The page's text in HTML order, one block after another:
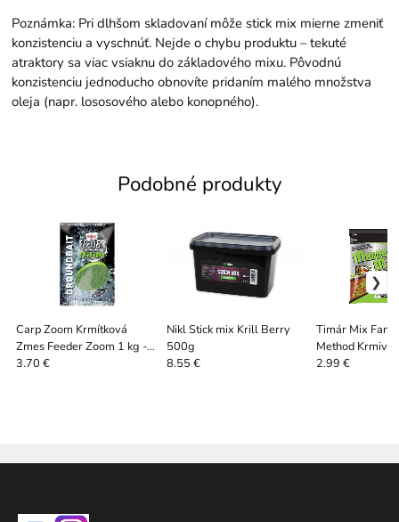
Poznámka: Pri dlhšom skladovaní môže stick mix mierne zmeniť
konzistenciu a vyschnúť. Nejde o chybu produktu – tekuté
atraktory sa viac vsiaknu do základového mixu. Pôvodnú
konzistenciu jednoducho obnovíte pridaním malého množstva
oleja (napr. lososového alebo konopného).
Podobné produkty
Carp Zoom Krmítková
Zmes Feeder Zoom 1 kg -
Betain Ryba GLM
3.70 €
Nikl Stick mix Krill Berry
500g
8.55 €
Timár Mix
Method Krmivo
čokolada +
2.99 €